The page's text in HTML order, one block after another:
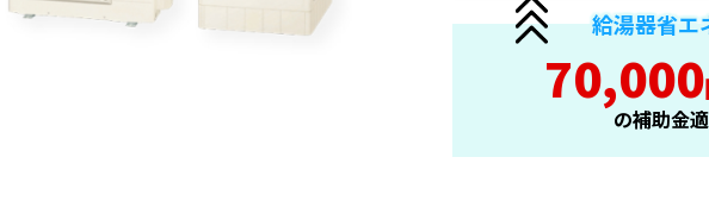
給湯器省エ
70,000
の補助金